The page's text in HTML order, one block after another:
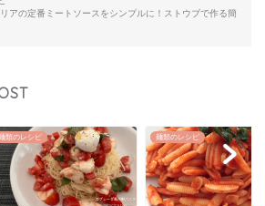
リアの定番ミートソースをシンプルに！ストウブで作る簡
類のレシピ 麺類のレシピ